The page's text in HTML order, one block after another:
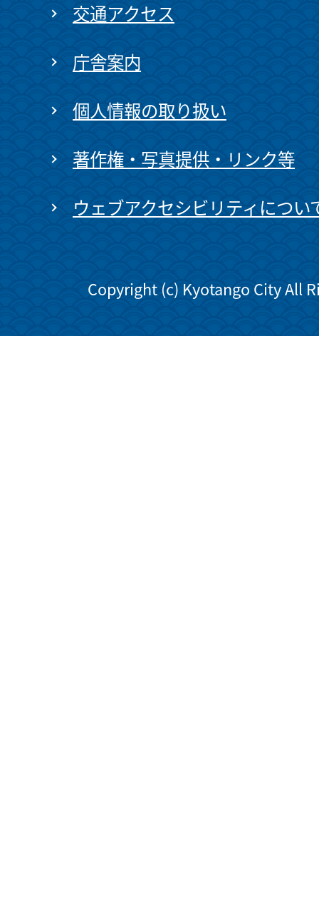
交通アクセス
庁舎案内
個人情報の取り扱い
著作権・写真提供・リンク等
ウェブアクセシビリティについ
Copyright (c) Kyotango City All